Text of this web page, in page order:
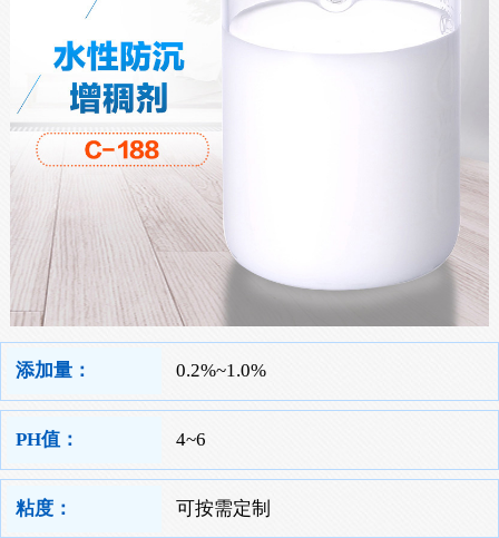
添加量： 0.2%~1.0%
PH值： 4~6
粘度： 可按需定制